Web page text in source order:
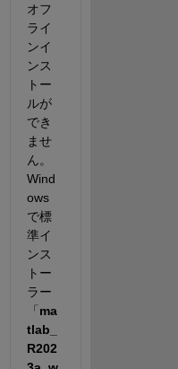
オフ
ライ
ンイ
ンス
トー
ルが
でき
ませ
ん。
Wind
ows
で標
準イ
ンス
トー
ラー
「ma
tlab_
R202